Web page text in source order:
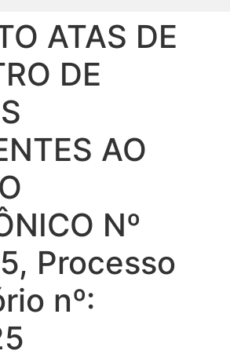
ATAS DE
DE
AO
Nº
Processo
nº: